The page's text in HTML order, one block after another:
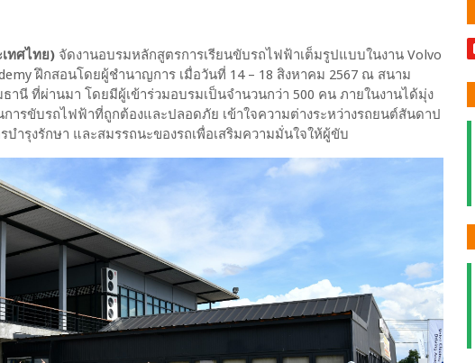
ทศไทย) จัดงานอบรมหลักสูตรการเรียนขับรถไฟฟ้าเต็มรูปแบบในงาน Volvo
ฝึกสอนโดยผู้ชำนาญการ เมื่อวันที่ 14 – 18 สิงหาคม 2567 ณ สนาม
านี ที่ผ่านมา โดยมีผู้เข้าร่วมอบรมเป็นจำนวนกว่า 500 คน ภายในงานได้มุ่ง
การขับรถไฟฟ้าที่ถูกต้องและปลอดภัย เข้าใจความต่างระหว่างรถยนต์สันดาป
บำรุงรักษา และสมรรถนะของรถเพื่อเสริมความมั่นใจให้ผู้ขับ